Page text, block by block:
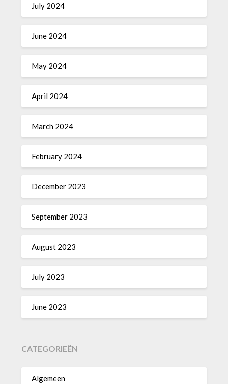
July 2024
June 2024
May 2024
April 2024
March 2024
February 2024
December 2023
September 2023
August 2023
July 2023
June 2023
CATEGORIEËN
Algemeen